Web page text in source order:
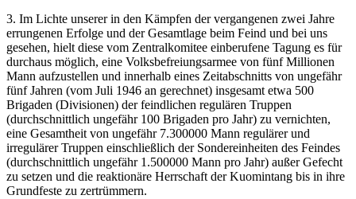
3. Im Lichte unserer in den Kämpfen der vergangenen zwei Jahre
errungenen Erfolge und der Gesamtlage beim Feind und bei uns
gesehen, hielt diese vom Zentralkomitee einberufene Tagung es für
durchaus möglich, eine Volksbefreiungsarmee von fünf Millionen
Mann aufzustellen und innerhalb eines Zeitabschnitts von ungefähr
fünf Jahren (vom Juli 1946 an gerechnet) insgesamt etwa 500
Brigaden (Divisionen) der feindlichen regulären Truppen
(durchschnittlich ungefähr 100 Brigaden pro Jahr) zu vernichten,
eine Gesamtheit von ungefähr 7.300000 Mann regulärer und
irregulärer Truppen einschließlich der Sondereinheiten des Feindes
(durchschnittlich ungefähr 1.500000 Mann pro Jahr) außer Gefecht
zu setzen und die reaktionäre Herrschaft der Kuomintang bis in ihre
Grundfeste zu zertrümmern.